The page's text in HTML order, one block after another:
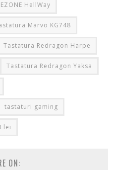
HellWay
Marvo KG748
Tastatura Redragon Harpe
Tastatura Redragon Yaksa
tastaturi gaming
lei
ON: